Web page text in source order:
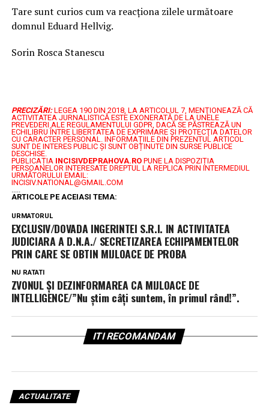
Tare sunt curios cum va reacționa zilele următoare
domnul Eduard Hellvig.
Sorin Rosca Stanescu
PRECIZĂRI: LEGEA 190 DIN 2018, LA ARTICOLUL 7, MENŢIONEAZĂ CĂ
ACTIVITATEA JURNALISTICĂ ESTE EXONERATĂ DE LA UNELE
PREVEDERI ALE REGULAMENTULUI GDPR, DACĂ SE PĂSTREAZĂ UN
ECHILIBRU ÎNTRE LIBERTATEA DE EXPRIMARE ŞI PROTECŢIA DATELOR
CU CARACTER PERSONAL. INFORMAȚIILE DIN PREZENTUL ARTICOL
SUNT DE INTERES PUBLIC ȘI SUNT OBȚINUTE DIN SURSE PUBLICE
DESCHISE.
PUBLICAȚIA INCISIVDEPRAHOVA.ROPUNE LA DISPOZIȚIA
PERSOANELOR INTERESATE DREPTUL LA REPLICA PRIN INTERMEDIUL
URMĂTORULUI EMAIL:
INCISIV.NATIONAL@GMAIL.COM
.....
ARTICOLE PE ACEIASI TEMA:
URMATORUL
EXCLUSIV/DOVADA INGERINTEI S.R.I. IN ACTIVITATEA
JUDICIARA A D.N.A./ SECRETIZAREA ECHIPAMENTELOR
PRIN CARE SE OBTIN MIJLOACE DE PROBA
NU RATATI
ZVONUL ŞI DEZINFORMAREA CA MIJLOACE DE
INTELLIGENCE/”Nu ştim câţi suntem, în primul rând!”.
ITI RECOMANDAM
ACTUALITATE